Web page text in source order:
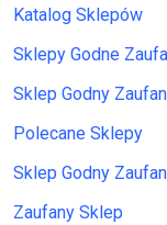
Katalog Sklepów
Sklepy Godne
Sklep Godny
Polecane Sklepy
Sklep Godny
Zaufany Sklep